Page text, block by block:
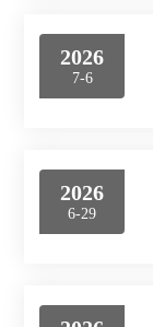
2026
7-6
2026
6-29